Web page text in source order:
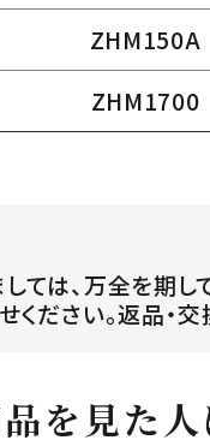
ZHM150A
ZHM1700
ては、万全を期し
ださい。返品・
を見た